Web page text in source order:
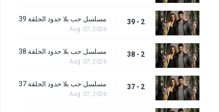
2 - 39 مسلسل حب بلا حدود الحلقة 39
Aug. 07, 2026
2 - 38 مسلسل حب بلا حدود الحلقة 38
Aug. 07, 2026
2 - 37 مسلسل حب بلا حدود الحلقة 37
Aug. 07, 2026